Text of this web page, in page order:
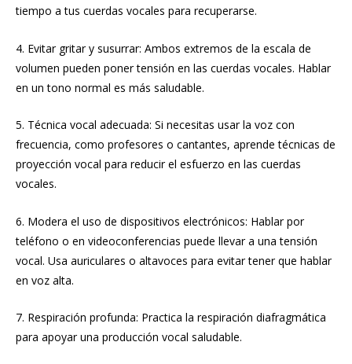
tiempo a tus cuerdas vocales para recuperarse.
4. Evitar gritar y susurrar: Ambos extremos de la escala de
volumen pueden poner tensión en las cuerdas vocales. Hablar
en un tono normal es más saludable.
5. Técnica vocal adecuada: Si necesitas usar la voz con
frecuencia, como profesores o cantantes, aprende técnicas de
proyección vocal para reducir el esfuerzo en las cuerdas
vocales.
6. Modera el uso de dispositivos electrónicos: Hablar por
teléfono o en videoconferencias puede llevar a una tensión
vocal. Usa auriculares o altavoces para evitar tener que hablar
en voz alta.
7. Respiración profunda: Practica la respiración diafragmática
para apoyar una producción vocal saludable.